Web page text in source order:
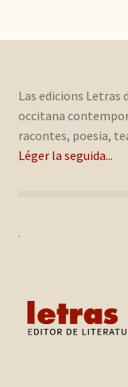
Las edicions Letras
occitana
racontes, poesia,
Léger la seguida...
.